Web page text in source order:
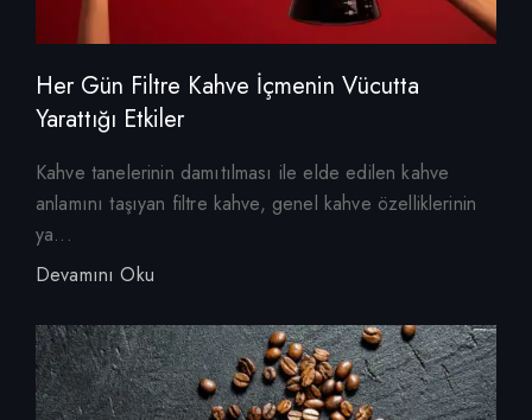
Her Gün Filtre Kahve İçmenin Vücutta
Yarattığı Etkiler
Kahve tanelerinin damıtılması ile elde edilen kahve
anlamını taşıyan filtre kahve, genel kahve özelliklerinin
ya...
Devamını Oku